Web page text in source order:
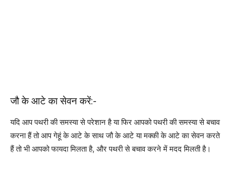
जौ के आटे का सेवन करें:-
यदि आप पथरी की समस्या से परेशान है या फिर आपको पथरी की समस्या से बचाव
करना हैं तो आप गेहूं के आटे के साथ जौ के आटे या मक्की के आटे का सेवन करते
हैं तो भी आपको फायदा मिलता है, और पथरी से बचाव करने में मदद मिलती है।